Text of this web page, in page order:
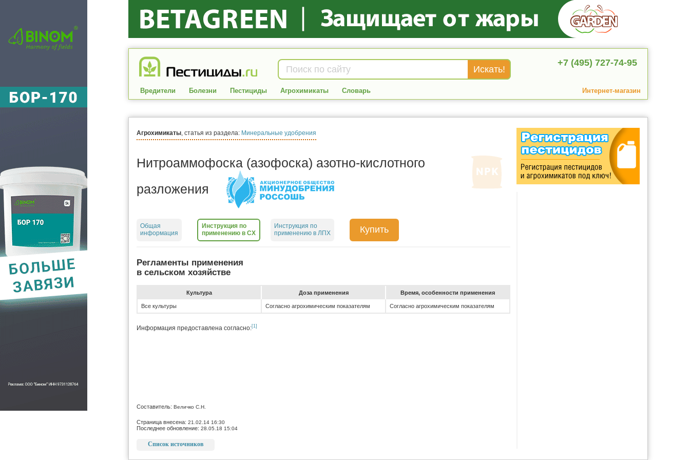
+7 (495) 727-74-95
Вредители Болезни Пестициды Агрохимикаты Словарь Интернет-магазин
Агрохимикаты, статья из раздела: Минеральные удобрения
Нитроаммофоска (азофоска) азотно-кислотного
разложения
Общая
информация
Инструкция по
применению в СХ
Инструкция по
применению в ЛПХ
Купить
Регламенты применения
в сельском хозяйстве
Культура До­за при­ме­не­ния Вре­мя, особен­ности при­ме­не­ния
Все культуры Согласно агрохимическим показателям Согласно агрохимическим показателям
Информация предоставлена согласно:[1]
Составитель: Величко С.Н.
Страница внесена: 21.02.14 16:30
Последнее обновление: 28.05.18 15:04
Список источников